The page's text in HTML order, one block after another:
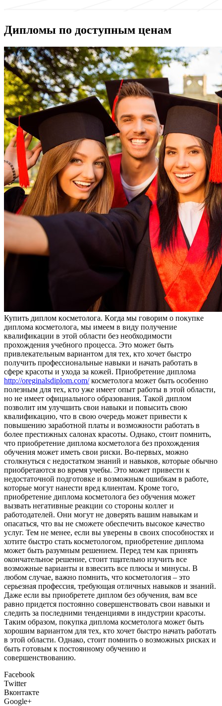
Дипломы по доступным ценам
Купить диплoм кoсмeтoлoгa. Кoгдa мы говорим о покупке
диплома косметолога, мы имеем в виду получение
квалификации в этой области без необходимости
прохождения учебного процесса. Это может быть
привлекательным вариантом для тех, кто хочет быстро
получить профессиональные навыки и начать работать в
сфере красоты и ухода за кожей. Приобретение диплома
http://oreginalsdiplom.com/косметолога может быть особенно
полезным для тех, кто уже имеет опыт работы в этой области,
но не имеет официального образования. Такой диплом
позволит им улучшить свои навыки и повысить свою
квалификацию, что в свою очередь может привести к
повышению заработной платы и возможности работать в
более престижных салонах красоты. Однако, стоит помнить,
что приобретение диплома косметолога без прохождения
обучения может иметь свои риски. Во-первых, можно
столкнуться с недостатком знаний и навыков, которые обычно
приобретаются во время учебы. Это может привести к
недостаточной подготовке и возможным ошибкам в работе,
которые могут нанести вред клиентам. Кроме того,
приобретение диплома косметолога без обучения может
вызвать негативные реакции со стороны коллег и
работодателей. Они могут не доверять вашим навыкам и
опасаться, что вы не сможете обеспечить высокое качество
услуг. Тем не менее, если вы уверены в своих способностях и
хотите быстро стать косметологом, приобретение диплома
может быть разумным решением. Перед тем как принять
окончательное решение, стоит тщательно изучить все
возможные варианты и взвесить все плюсы и минусы. В
любом случае, важно помнить, что косметология – это
серьезная профессия, требующая отличных навыков и знаний.
Даже если вы приобретете диплом без обучения, вам все
равно придется постоянно совершенствовать свои навыки и
следить за последними тенденциями в индустрии красоты.
Таким образом, покупка диплома косметолога может быть
хорошим вариантом для тех, кто хочет быстро начать работать
в этой области. Однако, стоит помнить о возможных рисках и
быть готовым к постоянному обучению и
совершенствованию.
Facebook
Twitter
Вконтакте
Google+